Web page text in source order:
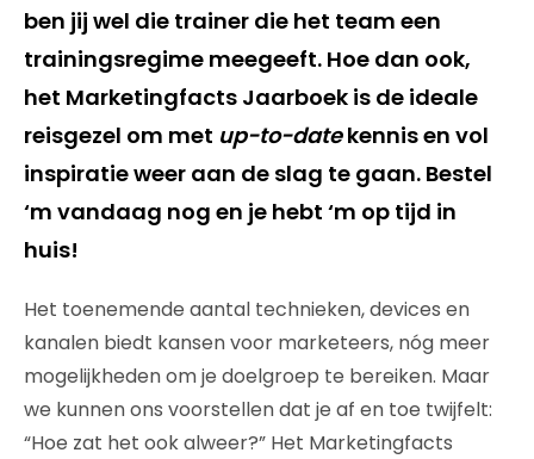
ben jij wel die trainer die het team een
trainingsregime meegeeft. Hoe dan ook,
het Marketingfacts Jaarboek is de ideale
reisgezel om met up-to-datekennis en vol
inspiratie weer aan de slag te gaan. Bestel
‘m vandaag nog en je hebt ‘m op tijd in
huis!
Het toenemende aantal technieken, devices en
kanalen biedt kansen voor marketeers, nóg meer
mogelijkheden om je doelgroep te bereiken. Maar
we kunnen ons voorstellen dat je af en toe twijfelt:
“Hoe zat het ook alweer?” Het Marketingfacts